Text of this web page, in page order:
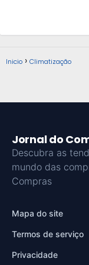
Inicio Climatização
Jornal do
Descubra as
mundo das
Compras
Mapa do site
Termos de serviço
Privacidade